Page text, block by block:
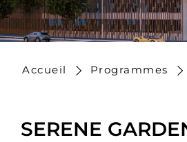
Accueil Programmes
SERENE